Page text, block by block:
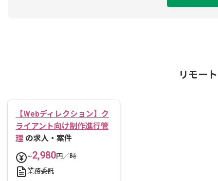
リモー
【Webディレクション】ク
ライアント向け制作進行管
理 の求人・案件
~2,980円／時
業務委託